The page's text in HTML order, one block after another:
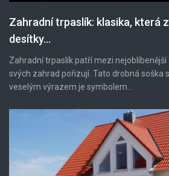
Zahradní trpaslík: klasika, která
desítky...
Zahradní trpaslík patří mezi nejoblíbenější
svých zahrad pořizují. Tato drobná soška
veselým výrazem je symbolem...